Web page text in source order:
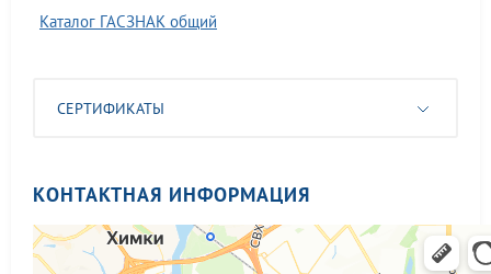
Каталог ГАСЗНАК общий
СЕРТИФИКАТЫ
КОНТАКТНАЯ ИНФОРМАЦИЯ